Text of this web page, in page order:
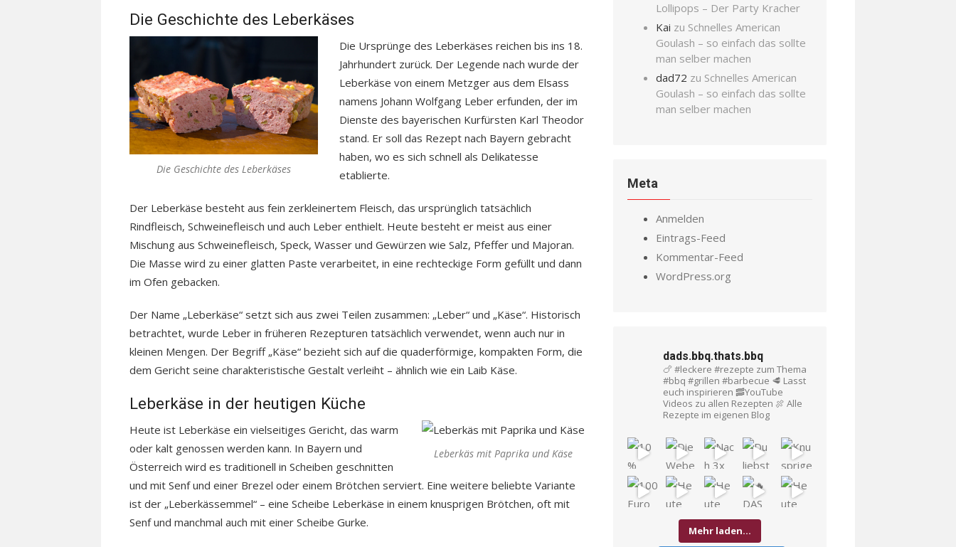
Die Geschichte des Leberkäses
Die Geschichte des Leberkäses
Die Ursprünge des Leberkäses reichen bis ins 18.
Jahrhundert zurück. Der Legende nach wurde der
Leberkäse von einem Metzger aus dem Elsass
namens Johann Wolfgang Leber erfunden, der im
Dienste des bayerischen Kurfürsten Karl Theodor
stand. Er soll das Rezept nach Bayern gebracht
haben, wo es sich schnell als Delikatesse
etablierte.
Der Leberkäse besteht aus fein zerkleinertem Fleisch, das ursprünglich tatsächlich
Rindfleisch, Schweinefleisch und auch Leber enthielt. Heute besteht er meist aus einer
Mischung aus Schweinefleisch, Speck, Wasser und Gewürzen wie Salz, Pfeffer und Majoran.
Die Masse wird zu einer glatten Paste verarbeitet, in eine rechteckige Form gefüllt und dann
im Ofen gebacken.
Der Name „Leberkäse“ setzt sich aus zwei Teilen zusammen: „Leber“ und „Käse“. Historisch
betrachtet, wurde Leber in früheren Rezepturen tatsächlich verwendet, wenn auch nur in
kleinen Mengen. Der Begriff „Käse“ bezieht sich auf die quaderförmige, kompakten Form, die
dem Gericht seine charakteristische Gestalt verleiht – ähnlich wie ein Laib Käse.
Leberkäse in der heutigen Küche
Leberkäs mit Paprika und Käse
Heute ist Leberkäse ein vielseitiges Gericht, das warm
oder kalt genossen werden kann. In Bayern und
Österreich wird es traditionell in Scheiben geschnitten
und mit Senf und einer Brezel oder einem Brötchen serviert. Eine weitere beliebte Variante
ist der „Leberkässemmel“ – eine Scheibe Leberkäse in einem knusprigen Brötchen, oft mit
Senf und manchmal auch mit einer Scheibe Gurke.
Lollipops – Der Party Kracher
Kai zu Schnelles American
Goulash – so einfach das sollte
man selber machen
dad72 zu Schnelles American
Goulash – so einfach das sollte
man selber machen
Meta
Anmelden
Eintrags-Feed
Kommentar-Feed
WordPress.org
dads.bbq.thats.bbq
🍗 #leckere #rezepte zum Thema
#bbq #grillen #barbecue 🥩 Lasst
euch inspirieren 🥓YouTube
Videos zu allen Rezepten 🍖 Alle
Rezepte im eigenen Blog
Mehr laden…